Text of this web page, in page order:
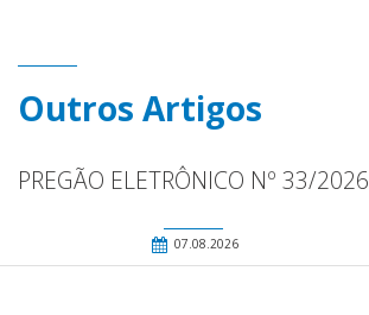
Outros Artigos
PREGÃO ELETRÔNICO Nº 33/2026
07.08.2026